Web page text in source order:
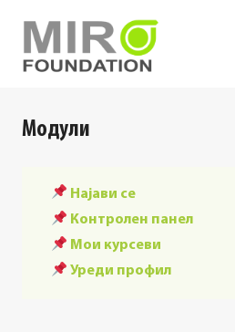
content
Модули
Најави се
Контролен панел
Мои курсеви
Уреди профил